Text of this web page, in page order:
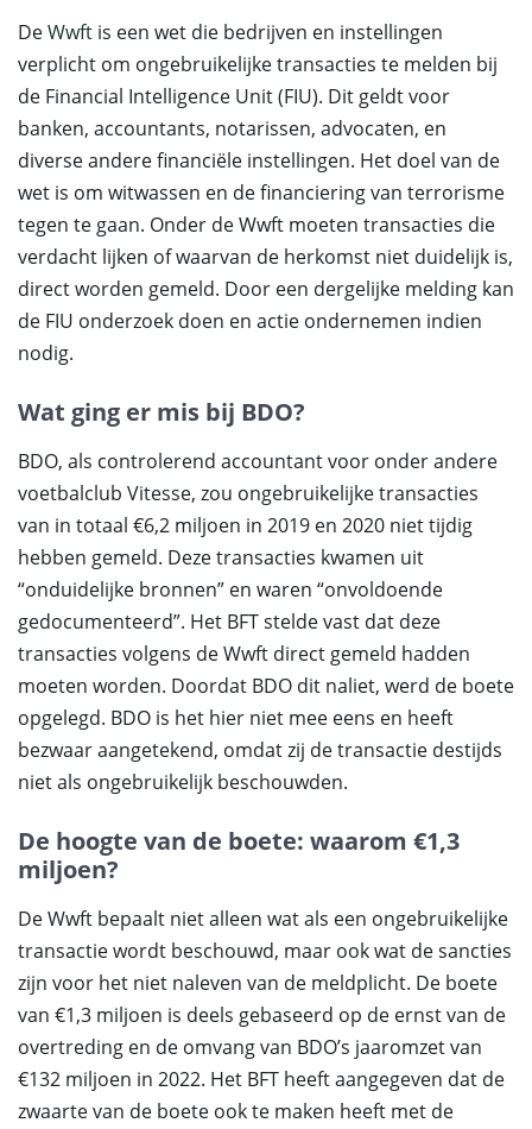
DeWwft is een wet die bedrijven en instellingen
verplicht om ongebruikelijke transacties te melden bij
de Financial Intelligence Unit (FIU). Dit geldt voor
banken, accountants, notarissen, advocaten, en
diverse andere financiële instellingen. Het doel van de
wet is om witwassen en de financiering van terrorisme
tegen te gaan. Onder de Wwft moeten transacties die
verdacht lijken of waarvan de herkomst niet duidelijk is,
direct worden gemeld. Door een dergelijke melding kan
de FIU onderzoek doen en actie ondernemen indien
nodig.
Wat ging er mis bij BDO?
BDO, als controlerend accountant voor onder andere
voetbalclub Vitesse, zou ongebruikelijke transacties
van in totaal €6,2 miljoen in 2019 en 2020 niet tijdig
hebben gemeld. Deze transacties kwamen uit
“onduidelijke bronnen” en waren “onvoldoende
gedocumenteerd”. Het BFT stelde vast dat deze
transacties volgens de Wwft direct gemeld hadden
moeten worden. Doordat BDO dit naliet, werd de boete
opgelegd. BDO is het hier niet mee eens en heeft
bezwaar aangetekend, omdat zij de transactie destijds
niet als ongebruikelijk beschouwden.
De hoogte van de boete: waarom €1,3
miljoen?
De Wwft bepaalt niet alleen wat als een ongebruikelijke
transactie wordt beschouwd, maar ook wat de sancties
zijn voor het niet naleven van de meldplicht. De boete
van €1,3 miljoen is deels gebaseerd op de ernst van de
overtreding en de omvang van BDO’s jaaromzet van
€132 miljoen in 2022. Het BFT heeft aangegeven dat de
zwaarte van de boete ook te maken heeft met de